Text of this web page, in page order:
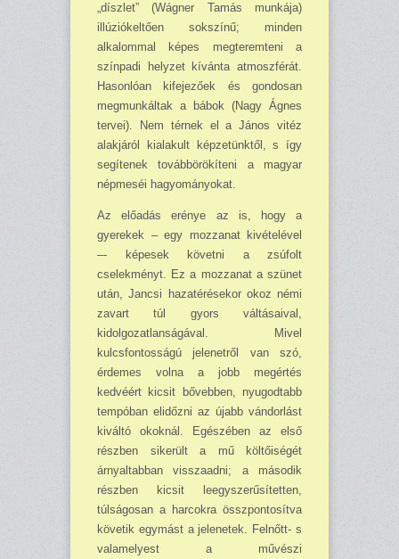
„díszlet” (Wágner Ta­más munkája)
illúziókeltően sokszínű; minden
alkalommal képes megteremteni a
színpadi helyzet kívánta atmoszférát.
Hasonlóan kifejezőek és gondosan
megmunkáltak a bábok (Nagy Ágnes
tervei). Nem térnek el a János vitéz
alakjáról kialakult képzetünktől, s így
segítenek továbbörökíteni a magyar
népmeséi hagyományokat.
Az előadás erénye az is, hogy a
gyerekek – egy mozzanat kivételével
–- képesek követni a zsúfolt
cselekményt. Ez a mozzanat a szünet
után, Jancsi hazatérésekor okoz némi
zavart túl gyors váltásaival,
kidolgozatlanságával. Mivel
kulcsfontosságú jelenetről van szó,
érdemes volna a jobb megértés
kedvéért kicsit bővebben, nyugodtabb
tempóban elidőzni az újabb vándorlást
kiváltó okoknál. Egészében az első
részben sikerült a mű költőiségét
árnyaltabban vissza­adni; a második
részben kicsit leegyszerűsítetten,
túlságo­san a harcokra összpontosítva
követik egymást a jelenetek. Felnőtt- s
valamelyest a művészi